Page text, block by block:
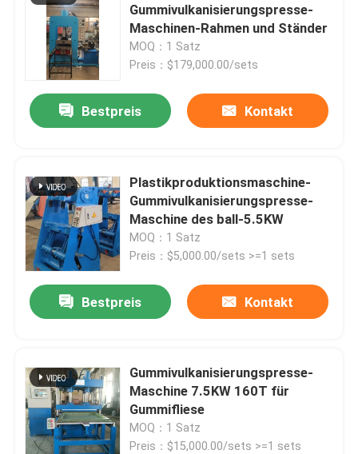
Gummivulkanisierungspresse-
Maschinen-Rahmen und Ständer
MOQ：1 Satz
Preis：$179,000.00/sets
Bestpreis Kontakt
Plastikproduktionsmaschine-
Gummivulkanisierungspresse-
Maschine des ball-5.5KW
MOQ：1 Satz
Preis：$5,000.00/sets >=1 sets
Bestpreis Kontakt
Gummivulkanisierungspresse-
Maschine 7.5KW 160T für
Gummifliese
MOQ：1 Satz
Preis：$15,000.00/sets >=1 sets